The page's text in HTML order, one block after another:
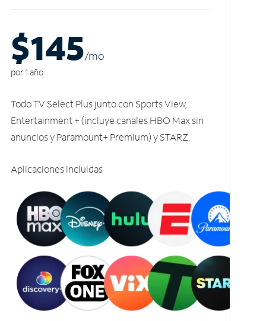
$145/mo
por 1 año
Todo TV Select Plus junto con Sports View,
Entertainment + (incluye canales HBO Max sin
anuncios y Paramount+ Premium) y STARZ.
Aplicaciones incluidas